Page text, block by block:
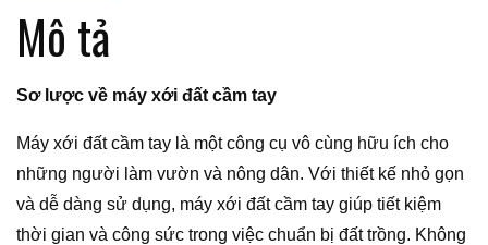
Mô tả
Sơ lược về máy xới đất cầm tay
Máy xới đất cầm tay là một công cụ vô cùng hữu ích cho
những người làm vườn và nông dân. Với thiết kế nhỏ gọn
và dễ dàng sử dụng, máy xới đất cầm tay giúp tiết kiệm
thời gian và công sức trong việc chuẩn bị đất trồng. Không